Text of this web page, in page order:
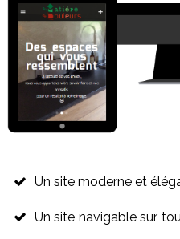
Un site moderne et
Un site navigable sur